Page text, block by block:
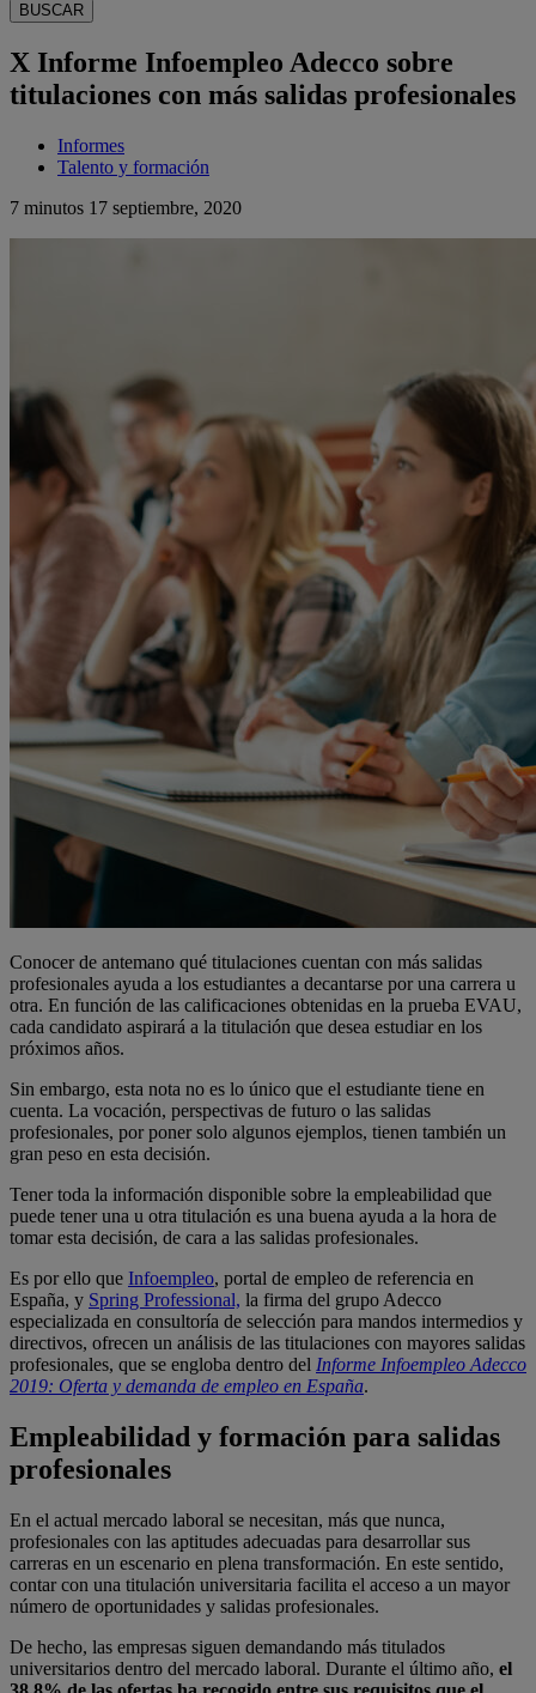
BUSCAR
X Informe Infoempleo Adecco sobre
titulaciones con más salidas profesionales
Informes
Talento y formación
7 minutos 17 septiembre, 2020
Conocer de antemano qué titulaciones cuentan con más salidas
profesionales ayuda a los estudiantes a decantarse por una carrera u
otra. En función de las calificaciones obtenidas en la prueba EVAU,
cada candidato aspirará a la titulación que desea estudiar en los
próximos años.
Sin embargo, esta nota no es lo único que el estudiante tiene en
cuenta. La vocación, perspectivas de futuro o las salidas
profesionales, por poner solo algunos ejemplos, tienen también un
gran peso en esta decisión.
Tener toda la información disponible sobre la empleabilidad que
puede tener una u otra titulación es una buena ayuda a la hora de
tomar esta decisión, de cara a las salidas profesionales.
Es por ello que Infoempleo, portal de empleo de referencia en
España, y Spring Professional, la firma del grupo Adecco
especializada en consultoría de selección para mandos intermedios y
directivos, ofrecen un análisis de las titulaciones con mayores salidas
profesionales, que se engloba dentro del Informe Infoempleo Adecco
2019: Oferta y demanda de empleo en España.
Empleabilidad y formación para salidas
profesionales
En el actual mercado laboral se necesitan, más que nunca,
profesionales con las aptitudes adecuadas para desarrollar sus
carreras en un escenario en plena transformación. En este sentido,
contar con una titulación universitaria facilita el acceso a un mayor
número de oportunidades y salidas profesionales.
De hecho, las empresas siguen demandando más titulados
universitarios dentro del mercado laboral. Durante el último año, el